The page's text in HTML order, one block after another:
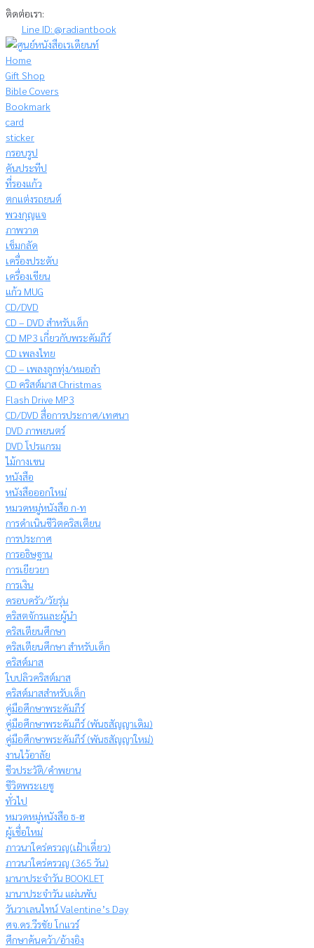
Skip
content
ติดต่อเรา:
Line ID: @radiantbook
Home
Gift Shop
Bible Covers
Bookmark
card
sticker
กรอบรูป
คันประทีป
ที่รองแก้ว
ตกแต่งรถยนต์
พวงกุญแจ
ภาพวาด
เข็มกลัด
เครื่องประดับ
เครื่องเขียน
แก้ว MUG
CD/DVD
CD – DVD สำหรับเด็ก
CD MP3 เกี่ยวกับพระคัมภีร์
CD เพลงไทย
CD – เพลงลูกทุ่ง/หมอลำ
CD คริสต์มาส Christmas
Flash Drive MP3
CD/DVD สื่อการประกาศ/เทศนา
DVD ภาพยนตร์
DVD โปรแกรม
ไม้กางเขน
หนังสือ
หนังสือออกใหม่
หมวดหมู่หนังสือ ก-ท
การดำเนินชีวิตคริสเตียน
การประกาศ
การอธิษฐาน
การเยียวยา
การเงิน
ครอบครัว/วัยรุ่น
คริสตจักรและผู้นำ
คริสเตียนศึกษา
คริสเตียนศึกษา สำหรับเด็ก
คริสต์มาส
ใบปลิวคริสต์มาส
คริสต์มาสสำหรับเด็ก
คู่มือศึกษาพระคัมภีร์
คู่มือศึกษาพระคัมภีร์ (พันธสัญญาเดิม)
คู่มือศึกษาพระคัมภีร์ (พันธสัญญาใหม่)
งานไว้อาลัย
ชีวประวัติ/คำพยาน
ชีวิตพระเยซู
ทั่วไป
หมวดหมู่หนังสือ ธ-ฮ
ผู้เชื่อใหม่
ภาวนาใคร่ครวญ(เฝ้าเดี่ยว)
ภาวนาใคร่ครวญ (365 วัน)
มานาประจำวัน BOOKLET
มานาประจำวัน แผ่นพับ
วันวาเลนไทน์ Valentine’s Day
ศจ.ดร.วีรชัย โกแวร์
ศึกษาค้นคว้า/อ้างอิง